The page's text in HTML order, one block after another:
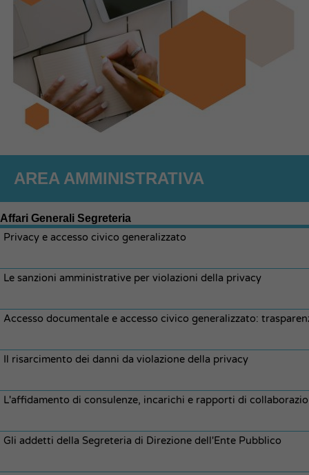
AREA AMMINISTRATIVA
Affari Generali Segreteria
Privacy e accesso civico generalizzato
Le sanzioni amministrative per violazioni della privacy
Accesso documentale e accesso civico generalizzato:
Il risarcimento dei danni da violazione della privacy
L'affidamento di consulenze, incarichi e rapporti di
Gli addetti della Segreteria di Direzione dell'Ente Pubblico